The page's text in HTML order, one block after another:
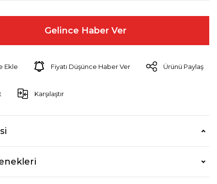
Gelince Haber Ver
Fiyatı Düşünce Haber Ver Ürünü Paylaş
Karşılaştır